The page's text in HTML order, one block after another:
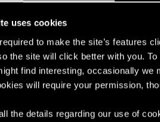
uses cookies
to make the site’s features
the site will click better with you.
find interesting, occasionally
will require your permission,
the details regarding our use of